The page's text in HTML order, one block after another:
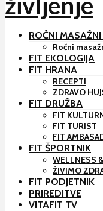
ROČNI
Ročni
FIT EKOLOGIJA
FIT HRANA
RECEPTI
ZDRAVO
FIT DRUŽBA
FIT
FIT TURIST
FIT
FIT ŠPORTNIK
WELLNESS
ŽIVIMO
FIT PODJETNIK
PRIREDITVE
VITAFIT TV